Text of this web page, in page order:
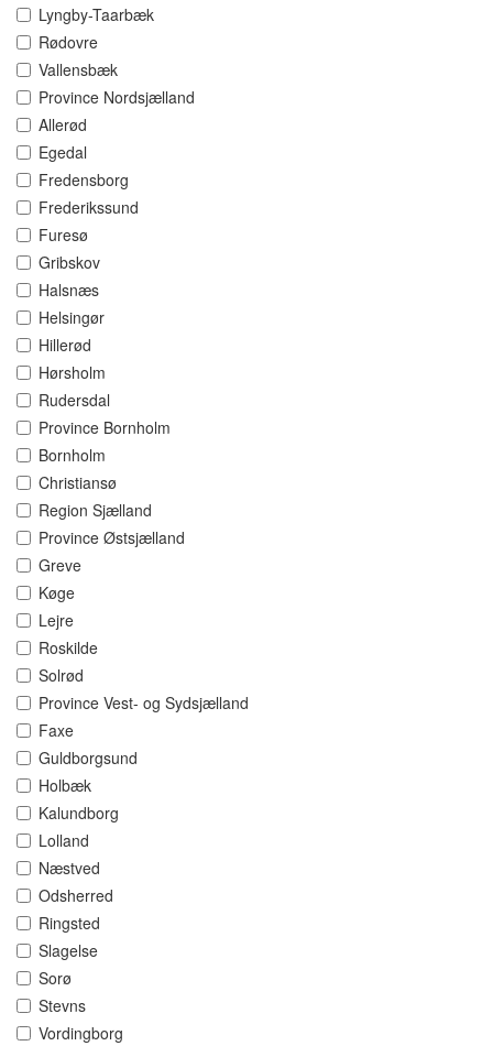
Lyngby-Taarbæk
Rødovre
Vallensbæk
Province Nordsjælland
Allerød
Egedal
Fredensborg
Frederikssund
Furesø
Gribskov
Halsnæs
Helsingør
Hillerød
Hørsholm
Rudersdal
Province Bornholm
Bornholm
Christiansø
Region Sjælland
Province Østsjælland
Greve
Køge
Lejre
Roskilde
Solrød
Province Vest- og Sydsjælland
Faxe
Guldborgsund
Holbæk
Kalundborg
Lolland
Næstved
Odsherred
Ringsted
Slagelse
Sorø
Stevns
Vordingborg